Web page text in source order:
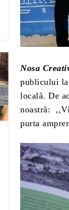
Nosa
publicului
locală. De
noastră:
purta